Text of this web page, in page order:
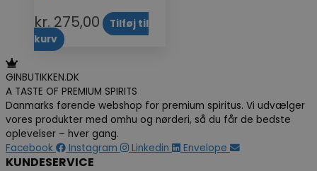
kr. 275,00
Tilføj til
kurv
GINBUTIKKEN.DK
A TASTE OF PREMIUM SPIRITS
Danmarks førende webshop for premium spiritus. Vi udvælger
vores produkter med omhu og nørderi, så du får de bedste
oplevelser – hver gang.
Facebook
Instagram Linkedin Envelope
KUNDESERVICE